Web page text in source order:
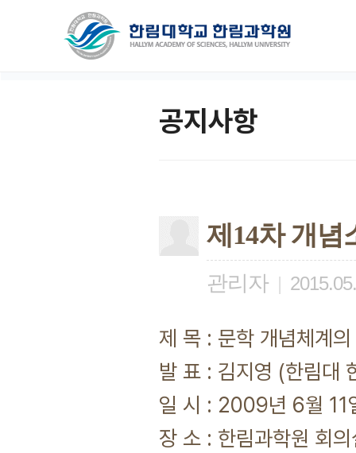
공지사항
제14차 개
관리자 |
제 목 : 문학 개념체계
발 표 : 김지영 (한림대
일 시 : 2009년 6월
장 소 : 한림과학원 회